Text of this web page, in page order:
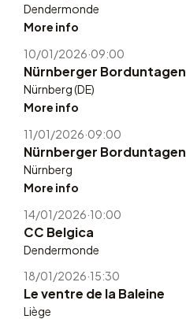
Dendermonde
More info
10/01/2026·09:00
Nürnberger Borduntagen
Nürnberg (DE)
More info
11/01/2026·09:00
Nürnberger Borduntagen
Nürnberg
More info
14/01/2026·10:00
CC Belgica
Dendermonde
18/01/2026·15:30
Le ventre de la Baleine
Liège